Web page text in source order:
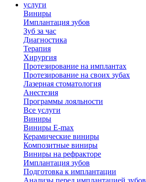
услуги
Виниры
Имплантация зубов
Зуб за час
Диагностика
Терапия
Хирургия
Протезирование на имплантах
Протезирование на своих зубах
Лазерная стоматология
Анестезия
Программы лояльности
Все услуги
Виниры
Виниры E-max
Керамические виниры
Композитные виниры
Виниры на рефракторе
Имплантация зубов
Подготовка к имплантации
Анализы перед имплантацией зубов